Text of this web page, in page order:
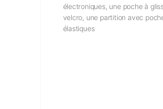
électroniques, une poche à
velcro, une partition avec
élastiques